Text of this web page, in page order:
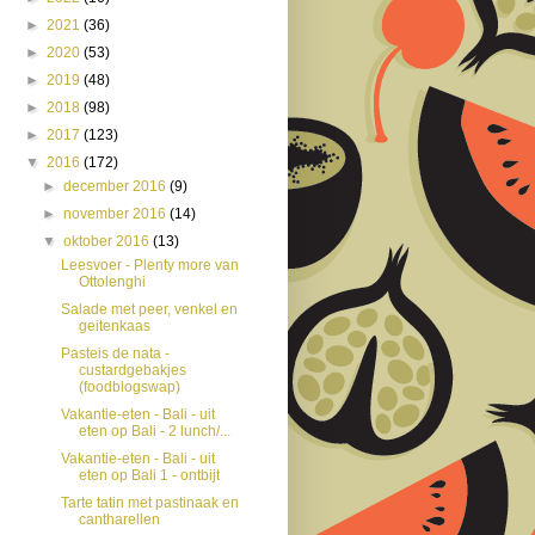
► 2021 (36)
► 2020 (53)
► 2019 (48)
► 2018 (98)
► 2017 (123)
▼ 2016 (172)
►december 2016(9)
►november 2016(14)
▼oktober 2016(13)
Leesvoer - Plenty more van
Ottolenghi
Salade met peer, venkel en
geitenkaas
Pasteis de nata -
custardgebakjes
(foodblogswap)
Vakantie-eten - Bali - uit
eten op Bali - 2 lunch/...
Vakantie-eten - Bali - uit
eten op Bali 1 - ontbijt
Tarte tatin met pastinaak en
cantharellen